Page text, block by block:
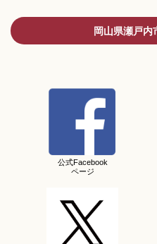
岡山県瀬戸内
公式Facebook
ページ